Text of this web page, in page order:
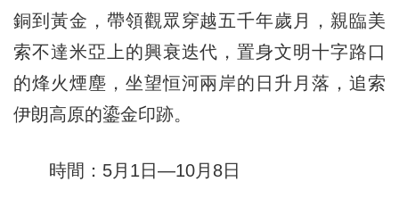
銅到黃金，帶領觀眾穿越五千年歲月，親臨美
索不達米亞上的興衰迭代，置身文明十字路口
的烽火煙塵，坐望恒河兩岸的日升月落，追索
伊朗高原的鎏金印跡。
時間：5月1日—10月8日